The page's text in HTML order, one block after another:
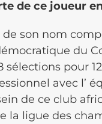
de ce joueur
de son nom
du
sélections pour
avec l’
de ce club
ligue des